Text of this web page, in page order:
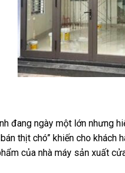
đang ngày một lớn nhưng
thịt chó” khiến cho
của nhà máy sản xuất